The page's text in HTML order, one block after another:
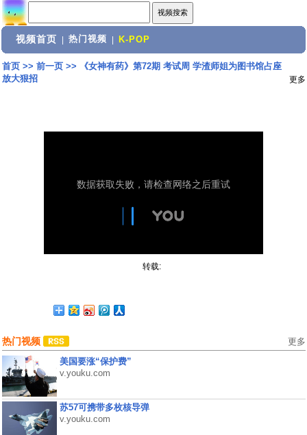
视频首页 热门视频 K-POP
首页>> 前一页>>
《女神有药》第72期 考试周 学渣师姐为图书馆占座
放大狠招
更多
转载:
热门视频 更多
美国要涨“保护费”
v.youku.com
苏57可携带多枚核导弹
v.youku.com